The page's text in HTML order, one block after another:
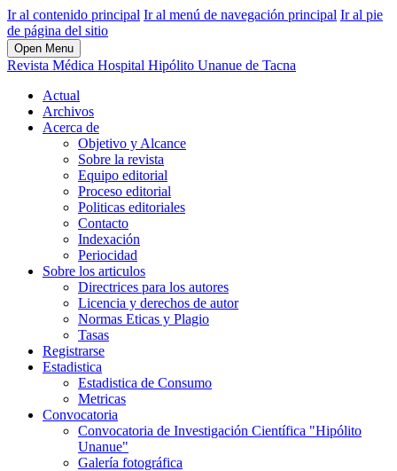
Ir al contenido principal Ir al menú de navegación principal Ir al pie
de página del sitio
Open Menu
Revista Médica Hospital Hipólito Unanue de Tacna
Actual
Archivos
Acerca de
Objetivo y Alcance
Sobre la revista
Equipo editorial
Proceso editorial
Politicas editoriales
Contacto
Indexación
Periocidad
Sobre los articulos
Directrices para los autores
Licencia y derechos de autor
Normas Eticas y Plagio
Tasas
Registrarse
Estadistica
Estadistica de Consumo
Metricas
Convocatoria
Convocatoria de Investigación Científica "Hipólito
Unanue"
Galería fotográfica